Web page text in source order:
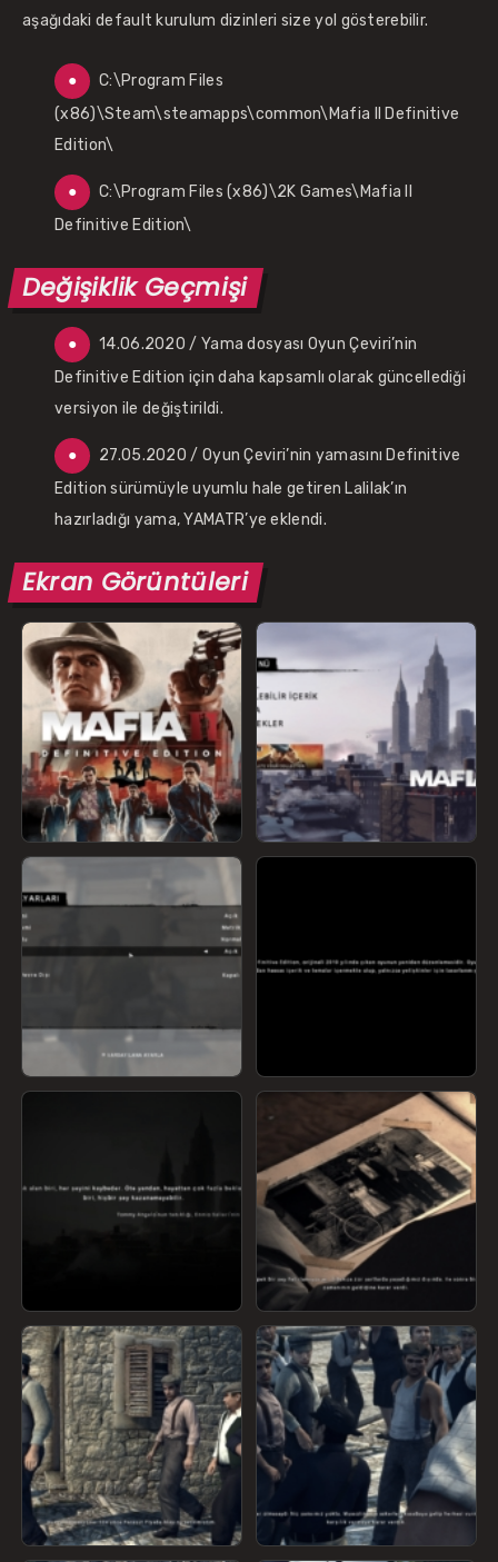
aşağıdaki default kurulum dizinleri size yol gösterebilir.
C:\Program Files
(x86)\Steam\steamapps\common\Mafia II Definitive
Edition\
C:\Program Files (x86)\2K Games\Mafia II
Definitive Edition\
Değişiklik Geçmişi
14.06.2020 / Yama dosyası Oyun Çeviri’nin
Definitive Edition için daha kapsamlı olarak güncellediği
versiyon ile değiştirildi.
27.05.2020 / Oyun Çeviri’nin yamasını Definitive
Edition sürümüyle uyumlu hale getiren Lalilak’ın
hazırladığı yama, YAMATR’ye eklendi.
Ekran Görüntüleri